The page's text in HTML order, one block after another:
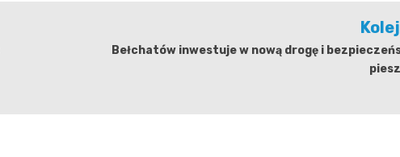
Bełchatów inwestuje w nową drogę i